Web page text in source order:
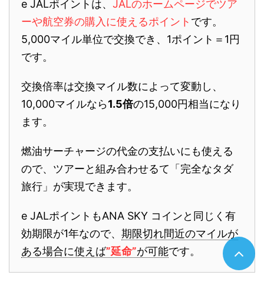
e JALポイントは、 JALのホームページでツア
ーや航空券の購入に使えるポイント です。
5,000マイル単位で交換でき、1ポイント＝1円
です。
交換倍率は交換マイル数によって変動し、
10,000マイルなら1.5倍の15,000円相当になり
ます。
燃油サーチャージの代金の支払いにも使える
ので、ツアーと組み合わせるて「完全なタダ
旅行」が実現できます。
e JALポイントもANA SKY コインと同じく有
効期限が1年なので、 期限切れ間近のマイルが
ある場合に使えば”延命”が可能です。